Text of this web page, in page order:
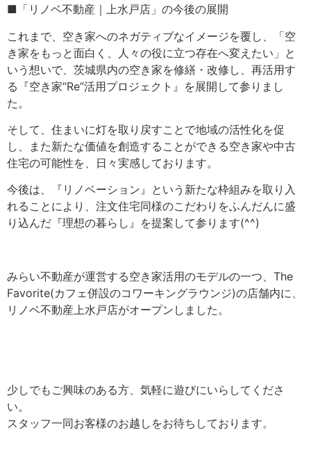
■「リノベ不動産｜上水戸店」の今後の展開
これまで、空き家へのネガティブなイメージを覆し、「空
き家をもっと面白く、人々の役に立つ存在へ変えたい」と
いう想いで、茨城県内の空き家を修繕・改修し、再活用す
る『空き家“Re”活用プロジェクト』を展開して参りまし
た。
そして、住まいに灯を取り戻すことで地域の活性化を促
し、また新たな価値を創造することができる空き家や中古
住宅の可能性を、日々実感しております。
今後は、『リノベーション』という新たな枠組みを取り入
れることにより、注文住宅同様のこだわりをふんだんに盛
り込んだ『理想の暮らし』を提案して参ります(^^)
みらい不動産が運営する空き家活用のモデルの一つ、The
Favorite(カフェ併設のコワーキングラウンジ)の店舗内に、
リノベ不動産上水戸店がオープンしました。
少しでもご興味のある方、気軽に遊びにいらしてくださ
い。
スタッフ一同お客様のお越しをお待ちしております。